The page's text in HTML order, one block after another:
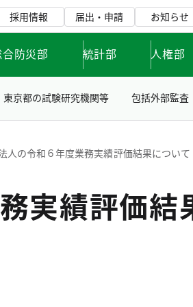
採用情報 届出・申請 お知らせ
防災部 統計部 人権部
東京都の試験研究機関等 包括外部監査
人の令和６年度業務実績評価結果について
実績評価結